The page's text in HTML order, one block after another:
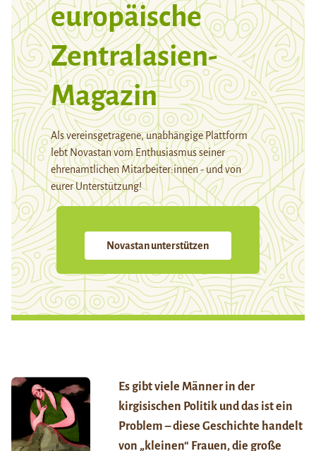
europäische
Zentralasien-
Magazin
Als vereinsgetragene, unabhängige Plattform
lebt Novastan vom Enthusiasmus seiner
ehrenamtlichen Mitarbeiter:innen - und von
eurer Unterstützung!
Novastan unterstützen
Es gibt viele Männer in der
kirgisischen Politik und das ist ein
Problem – diese Geschichte handelt
von „kleinen“ Frauen, die große